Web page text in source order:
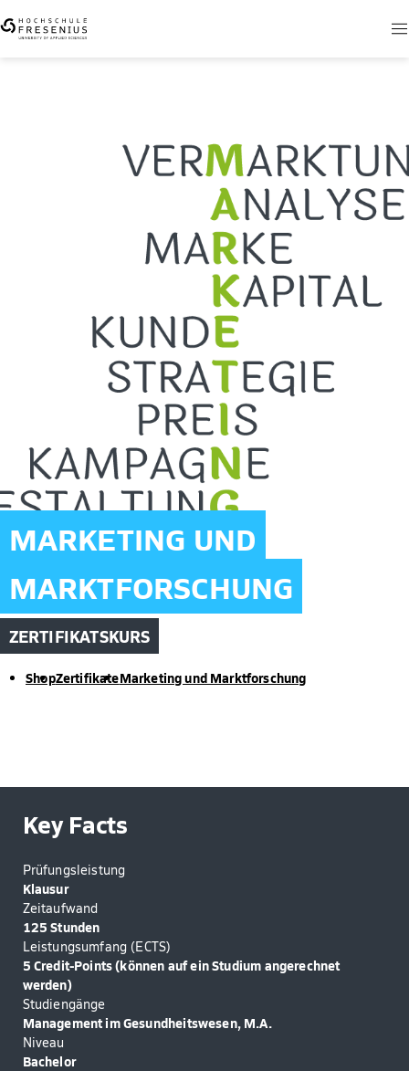
MARKETING UND
MARKTFORSCHUNG
ZERTIFIKATSKURS
ShopZertifikateMarketing und Marktforschung
Key Facts
Prüfungsleistung
Klausur
Zeitaufwand
125 Stunden
Leistungsumfang (ECTS)
5 Credit-Points (können auf ein Studium angerechnet
werden)
Studiengänge
Management im Gesundheitswesen, M.A.
Niveau
Bachelor